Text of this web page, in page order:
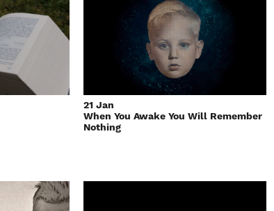
21 Jan
When You Awake You Will Remember
Nothing